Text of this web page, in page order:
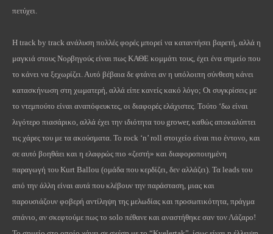
πετύχει.
Η track by track ανάλυση πολλές φορές μπορεί να καταντήσει βαρετή, αλλά η
μαγκιά στους Νορβηγούς είναι πως ΚΑΘΕ κομμάτι τους, έχει ένα σημείο που
το κάνει να ξεχωρίζει. Αυτό βέβαια δε φτάνει αν η υπόλοιπη σύνθεση κάνει
κατασκήνωση στη χωματερή, αλλά είπε κανείς κακό λόγο; Οι συγκρίσεις με
το ντεμπούτο είναι αναπόφευκτες, οι διαφορές ελάχιστες. Τούτο ‘δω είναι
λιγότερο πιασάρικο, αλλά έχει την ιδιότητα του grower, καθώς αποκαλύπτει
τις χάρες του με τα ακούσματα. Το rock ‘n’ roll στοιχείο είναι πιο έντονο, και
σε αυτό βοηθάει και η ελαφρώς πιο «ζεστή» και διαφοροποιημένη
παραγωγή του Kurt Ballou (ομάδα που κερδίζει, δεν αλλάζει). Τα leads του
από την άλλη είναι αυτά που κλέβουν την παράσταση, μιας και
παρουσιάζουν φοβερή αντίληψη της μελωδίας και προσωπικότητα, πράγμα
σπάνιο, αν σκεφτούμε πως το solo πέθανε και αναστήθηκε σαν τον Λάζαρο!